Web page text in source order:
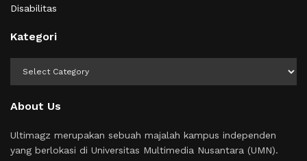
Disabilitas
Kategori
About Us
Ultimagz merupakan sebuah majalah kampus independen
yang berlokasi di Universitas Multimedia Nusantara (UMN).